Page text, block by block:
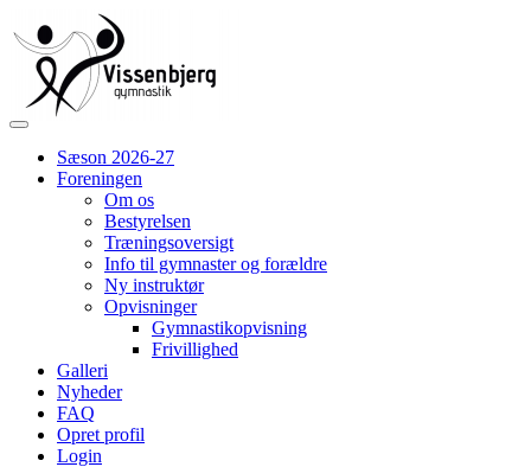
Sæson 2026-27
Foreningen
Om os
Bestyrelsen
Træningsoversigt
Info til gymnaster og forældre
Ny instruktør
Opvisninger
Gymnastikopvisning
Frivillighed
Galleri
Nyheder
FAQ
Opret profil
Login